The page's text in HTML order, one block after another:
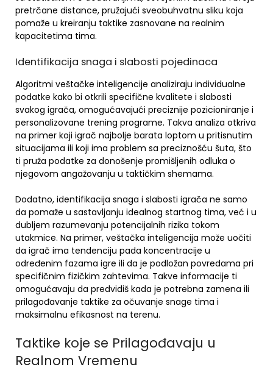
pretrčane distance, pružajući sveobuhvatnu sliku koja
pomaže u kreiranju taktike zasnovane na realnim
kapacitetima tima.
Identifikacija snaga i slabosti pojedinaca
Algoritmi veštačke inteligencije analiziraju individualne
podatke kako bi otkrili specifične kvalitete i slabosti
svakog igrača, omogućavajući preciznije pozicioniranje i
personalizovane trening programe. Takva analiza otkriva
na primer koji igrač najbolje barata loptom u pritisnutim
situacijama ili koji ima problem sa preciznošću šuta, što
ti pruža podatke za donošenje promišljenih odluka o
njegovom angažovanju u taktičkim shemama.
Dodatno, identifikacija snaga i slabosti igrača ne samo
da pomaže u sastavljanju idealnog startnog tima, već i u
dubljem razumevanju potencijalnih rizika tokom
utakmice. Na primer, veštačka inteligencija može uočiti
da igrač ima tendenciju pada koncentracije u
određenim fazama igre ili da je podložan povredama pri
specifičnim fizičkim zahtevima. Takve informacije ti
omogućavaju da predvidiš kada je potrebna zamena ili
prilagođavanje taktike za očuvanje snage tima i
maksimalnu efikasnost na terenu.
Taktike koje se Prilagođavaju u
Realnom Vremenu